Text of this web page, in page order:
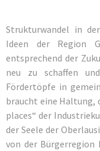
Strukturwandel in
Ideen der Region
entsprechend der
neu zu schaffen
Fördertöpfe in
braucht eine Haltung,
places“ der
der Seele der
von der Bürgerregion